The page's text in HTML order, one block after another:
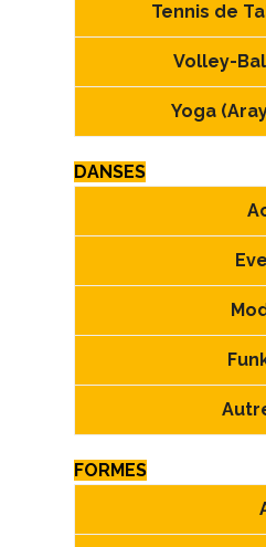
Tennis de
Volley-
Yoga
DANSES
FORMES